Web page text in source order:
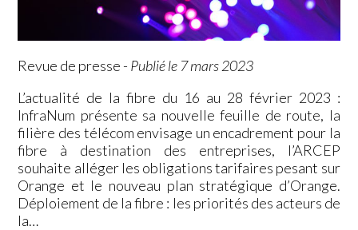
Revue de presse - Publié le 7 mars 2023
L’actualité de la fibre du 16 au 28 février 2023 :
InfraNum présente sa nouvelle feuille de route, la
filière des télécom envisage un encadrement pour la
fibre à destination des entreprises, l’ARCEP
souhaite alléger les obligations tarifaires pesant sur
Orange et le nouveau plan stratégique d’Orange.
Déploiement de la fibre : les priorités des acteurs de
la…